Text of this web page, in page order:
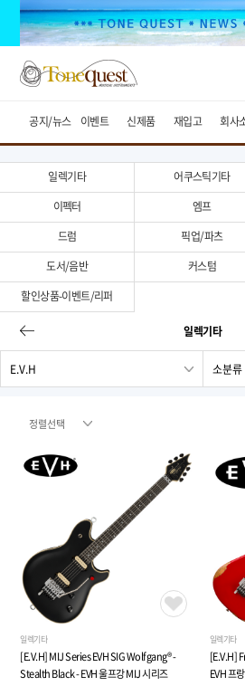
공지/뉴스 이벤트 신제품 재입고 회사
일렉기타 어쿠스틱기타
이펙터
엠프
드럼
픽업/파츠
도서/음반
커스텀
할인상품-이벤트/리퍼
일렉기타
일렉기타
[E.V.H] MIJ Series EVH SIG Wolfgang® -
Stealth Black - EVH 울프강 MIJ 시리즈
일렉기타
[E.V.H]
EVH 프